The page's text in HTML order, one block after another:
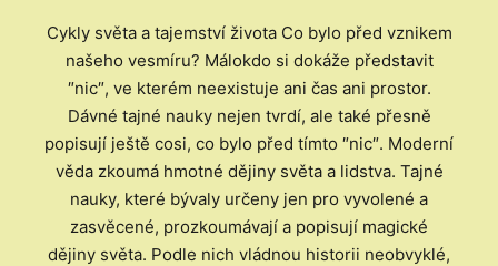
Cykly světa a tajemství života Co bylo před vznikem
našeho vesmíru? Málokdo si dokáže představit
″nic″, ve kterém neexistuje ani čas ani prostor.
Dávné tajné nauky nejen tvrdí, ale také přesně
popisují ještě cosi, co bylo před tímto ″nic″. Moderní
věda zkoumá hmotné dějiny světa a lidstva. Tajné
nauky, které bývaly určeny jen pro vyvolené a
zasvěcené, prozkoumávají a popisují magické
dějiny světa. Podle nich vládnou historii neobvyklé,